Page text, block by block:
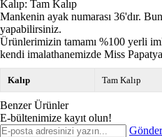
Kalıp: Tam Kalıp
Mankenin ayak numarası 36'dır.
yapabilirsiniz.
Ürünlerimizin tamamı %100 yerli
kendi imalathanemizde Miss
Kalıp Tam Kalıp
Benzer Ürünler
E-bültenimize kayıt olun!
Gönder